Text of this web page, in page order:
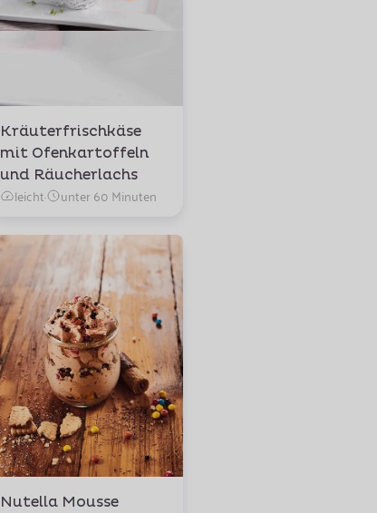
Kräuterfrischkäse
mit Ofenkartoffeln
und Räucherlachs
leicht· unter 60 Minuten
Nutella Mousse